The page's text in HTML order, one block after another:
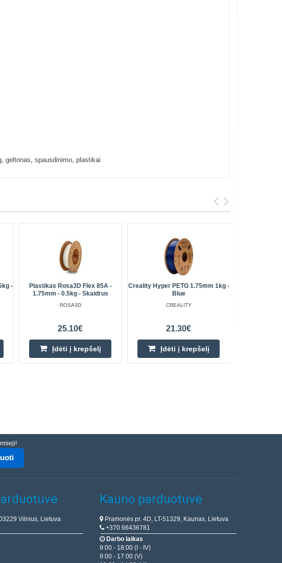
, geltonas, spausdinimo, plastikai
-
Plastikas Rosa3D Flex 85A -
1.75mm - 0.5kg - Skaidrus
ROSA3D
25.10€
Įdėti į krepšelį
Creality Hyper PETG 1.75mm 1kg -
Blue
CREALITY
21.30€
Įdėti į krepšelį
Vilnius, Lietuva
Kauno parduotuvė
Pramonės pr. 4D, LT-51329, Kaunas, Lietuva
+370 66436781
Darbo laikas
9:00 - 18:00 (I - IV)
9:00 - 17:00 (V)